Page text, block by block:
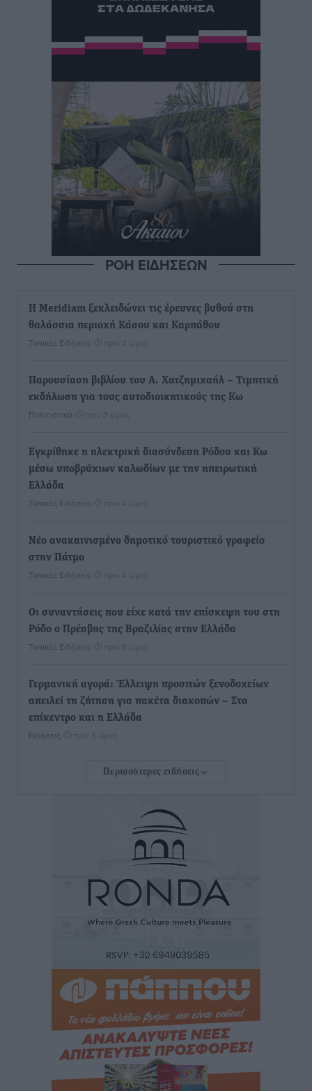
ΡΟΗ ΕΙΔΗΣΕΩΝ
Η Meridiam ξεκλειδώνει τις έρευνες βυθού στη
θαλάσσια περιοχή Κάσου και Καρπάθου
Τοπικές Ειδήσεις πριν 2 ώρες
Παρουσίαση βιβλίου του Α. Χατζημιχαήλ – Τιμητική
εκδήλωση για τους αυτοδιοικητικούς της Κω
Πολιτιστικά πριν 3 ώρες
Εγκρίθηκε η ηλεκτρική διασύνδεση Ρόδου και Κω
μέσω υποβρύχιων καλωδίων με την ηπειρωτική
Ελλάδα
Τοπικές Ειδήσεις πριν 4 ώρες
Νέο ανακαινισμένο δημοτικό τουριστικό γραφείο
στην Πάτμο
Τοπικές Ειδήσεις πριν 4 ώρες
Οι συναντήσεις που είχε κατά την επίσκεψη του στη
Ρόδο ο Πρέσβης της Βραζιλίας στην Ελλάδα
Τοπικές Ειδήσεις πριν 5 ώρες
Γερμανική αγορά: Έλλειψη προσιτών ξενοδοχείων
απειλεί τη ζήτηση για πακέτα διακοπών – Στο
επίκεντρο και η Ελλάδα
Ειδήσεις πριν 5 ώρες
Νέο ξενοδοχείο στη Ρόδο για την H Hotels –
πριν 5 ώρες
Αυτοκίνητο μπήκε παράνομα σε μονόδρομο στο
Μαστιχάρι – Αναποδογύρισε όχημα με μητέρα και
“Η Ευρώπη αντιμετώπιζε το προσφυγικό σαν ταινία
τρόμου” – Η συγκλονιστική μαρτυρία της Χαρούλας
Γιασιράνη στον RV για τα γεγονότα που οδήγησαν στο
Σύμφωνο της Λέρου
Τοπικές Ειδήσεις• πριν 5 ώρες
Συναυλία με τον Γιάννη Κότσιρα στις 21 Αυγούστου
πριν 5 ώρες
Περισσότερες ειδήσεις